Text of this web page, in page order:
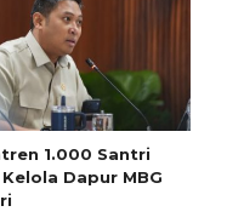
1.000 Santri
Dapur MBG